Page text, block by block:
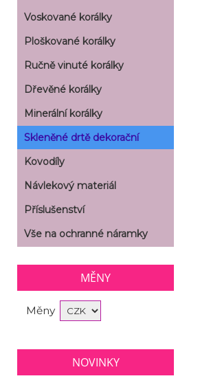
Voskované korálky
Ploškované korálky
Ručně vinuté korálky
Dřevěné korálky
Minerální korálky
Skleněné drtě dekorační
Kovodíly
Návlekový materiál
Příslušenství
Vše na ochranné náramky
MĚNY
Měny
NOVINKY